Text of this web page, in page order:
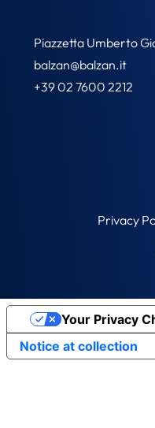
Piazzetta Umberto
balzan@balzan.it
+39 02 7600 2212
Privacy
Notice at collection
Your Privacy